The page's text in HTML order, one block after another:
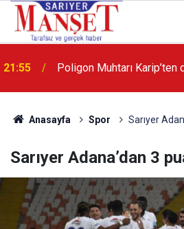
Poligon Muhtarı Karip’ten
13:36 'Poligon'da İstanbul'a
Anasayfa Spor Sarıyer
Sarıyer Adana’dan 3